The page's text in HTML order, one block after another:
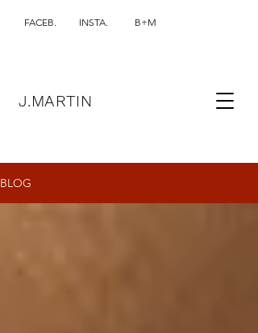
J.MARTIN
B+M
INSTA.
FACEB.
BLOG